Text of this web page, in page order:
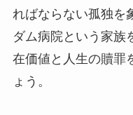
ればならない孤独を
ダム病院という家族
在価値と人生の贖罪
ょう。